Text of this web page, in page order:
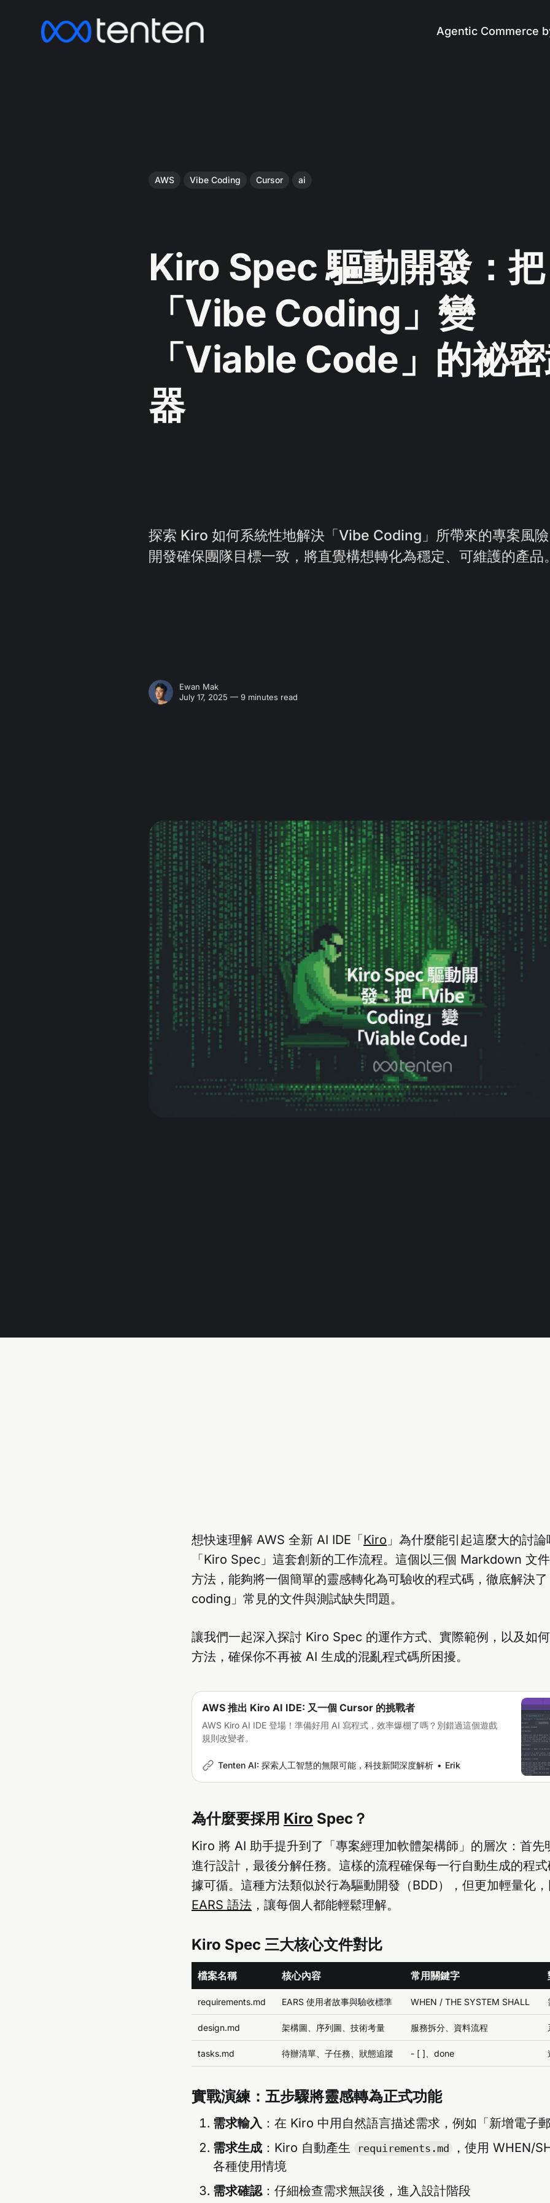
Agentic Commerce
AWS Vibe Coding Cursor ai
Kiro Spec 驅動開發：把
「Vibe Coding」變
「Viable Code」的祕
器
探索 Kiro 如何系統性地解決「Vibe Coding」所帶來的專案風
開發確保團隊目標一致，將直覺構想轉化為穩定、可維護的產品
Ewan Mak
July 17, 2025 — 9 minutes read
想快速理解 AWS 全新 AI IDE「 Kiro 」為什麼能引起這麼大的討
「Kiro Spec」這套創新的工作流程。這個以三個 Markdown 文
方法，能夠將一個簡單的靈感轉化為可驗收的程式碼，徹底解決
coding」常見的文件與測試缺失問題。
讓我們一起深入探討 Kiro Spec 的運作方式、實際範例，以及如
方法，確保你不再被 AI 生成的混亂程式碼所困擾。
AWS 推出 Kiro AI IDE: 又一個 Cursor 的挑戰者
AWS Kiro AI IDE 登場！準備好用 AI 寫程式，效率爆棚了嗎？別錯過這個遊戲
規則改變者。
Tenten AI: 探索人工智慧的無限可能，科技新聞深度解析 Erik
為什麼要採用 Kiro Spec？
Kiro 將 AI 助手提升到了「專案經理加軟體架構師」的層次：首先
進行設計，最後分解任務。這樣的流程確保每一行自動生成的程
據可循。這種方法類似於行為驅動開發（BDD），但更加輕量化
EARS 語法 ，讓每個人都能輕鬆理解。
Kiro Spec 三大核心文件對比
檔案名稱 核心內容 常用關鍵字
requirements.md EARS 使用者故事與驗收標準 WHEN / THE SYSTEM SHALL
design.md 架構圖、序列圖、技術考量 服務拆分、資料流程
tasks.md 待辦清單、子任務、狀態追蹤 - [ ]、done
實戰演練：五步驟將靈感轉為正式功能
需求輸入 ：在 Kiro 中用自然語言描述需求，例如「新增電子
需求生成 ：Kiro 自動產生 requirements.md
，使用 WHEN/
各種使用情境
需求確認：仔細檢查需求無誤後，進入設計階段